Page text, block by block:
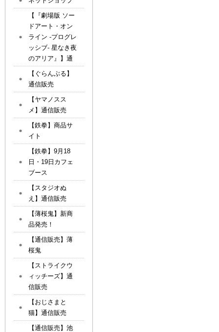
【『劇場版 ソー
ドアート・オン
ライン -プログレ
ッシブ- 星なき夜
のアリア』】通
【ぐらんぶる】
通信販売
【ヤマノスス
メ】通信販売
【鉄拳】商品サ
イト
【鉄拳】9月18
日・19日カフェ
ブース
【スタジオぬ
え】通信販売
【薄桜鬼】新商
品発売！
【通信販売】薄
桜鬼
【ストライクウ
ィッチーズ】通
信販売
【おじさまと
猫】通信販売
【通信販売】池